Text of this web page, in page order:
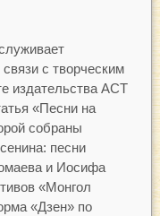
с творческим
издательства АСТ
«Песни на
собраны
песни
и Иосифа
«Монгол
«Дзен» по